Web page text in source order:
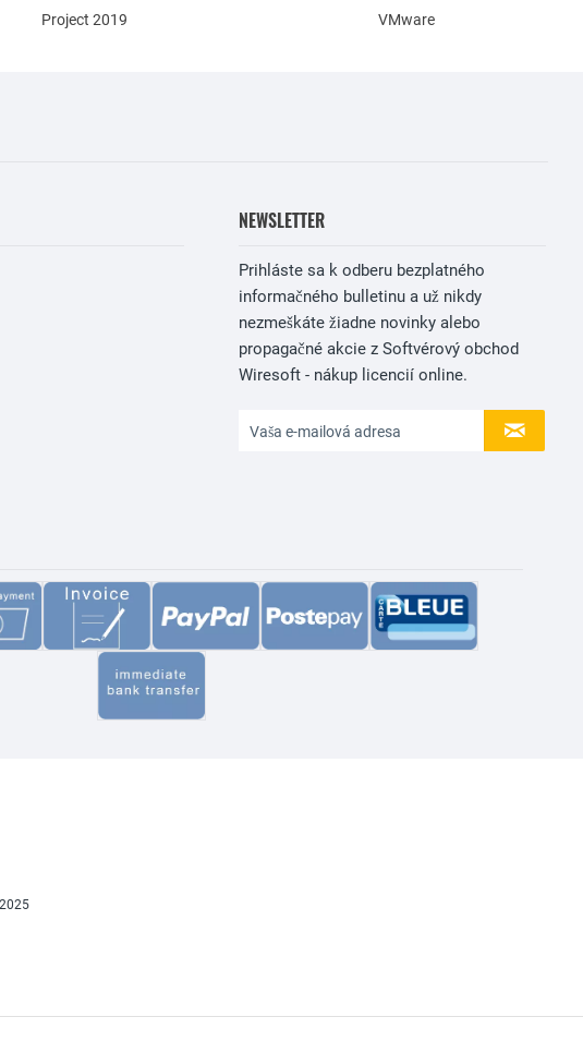
Project 2019
VMware
NEWSLETTER
Prihláste sa k odberu bezplatného
informačného bulletinu a už nikdy
nezmeškáte žiadne novinky alebo
propagačné akcie z Softvérový obchod
Wiresoft - nákup licencií online.